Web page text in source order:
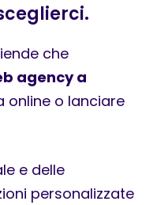
che
agency a
online o lanciare
e delle
personalizzate